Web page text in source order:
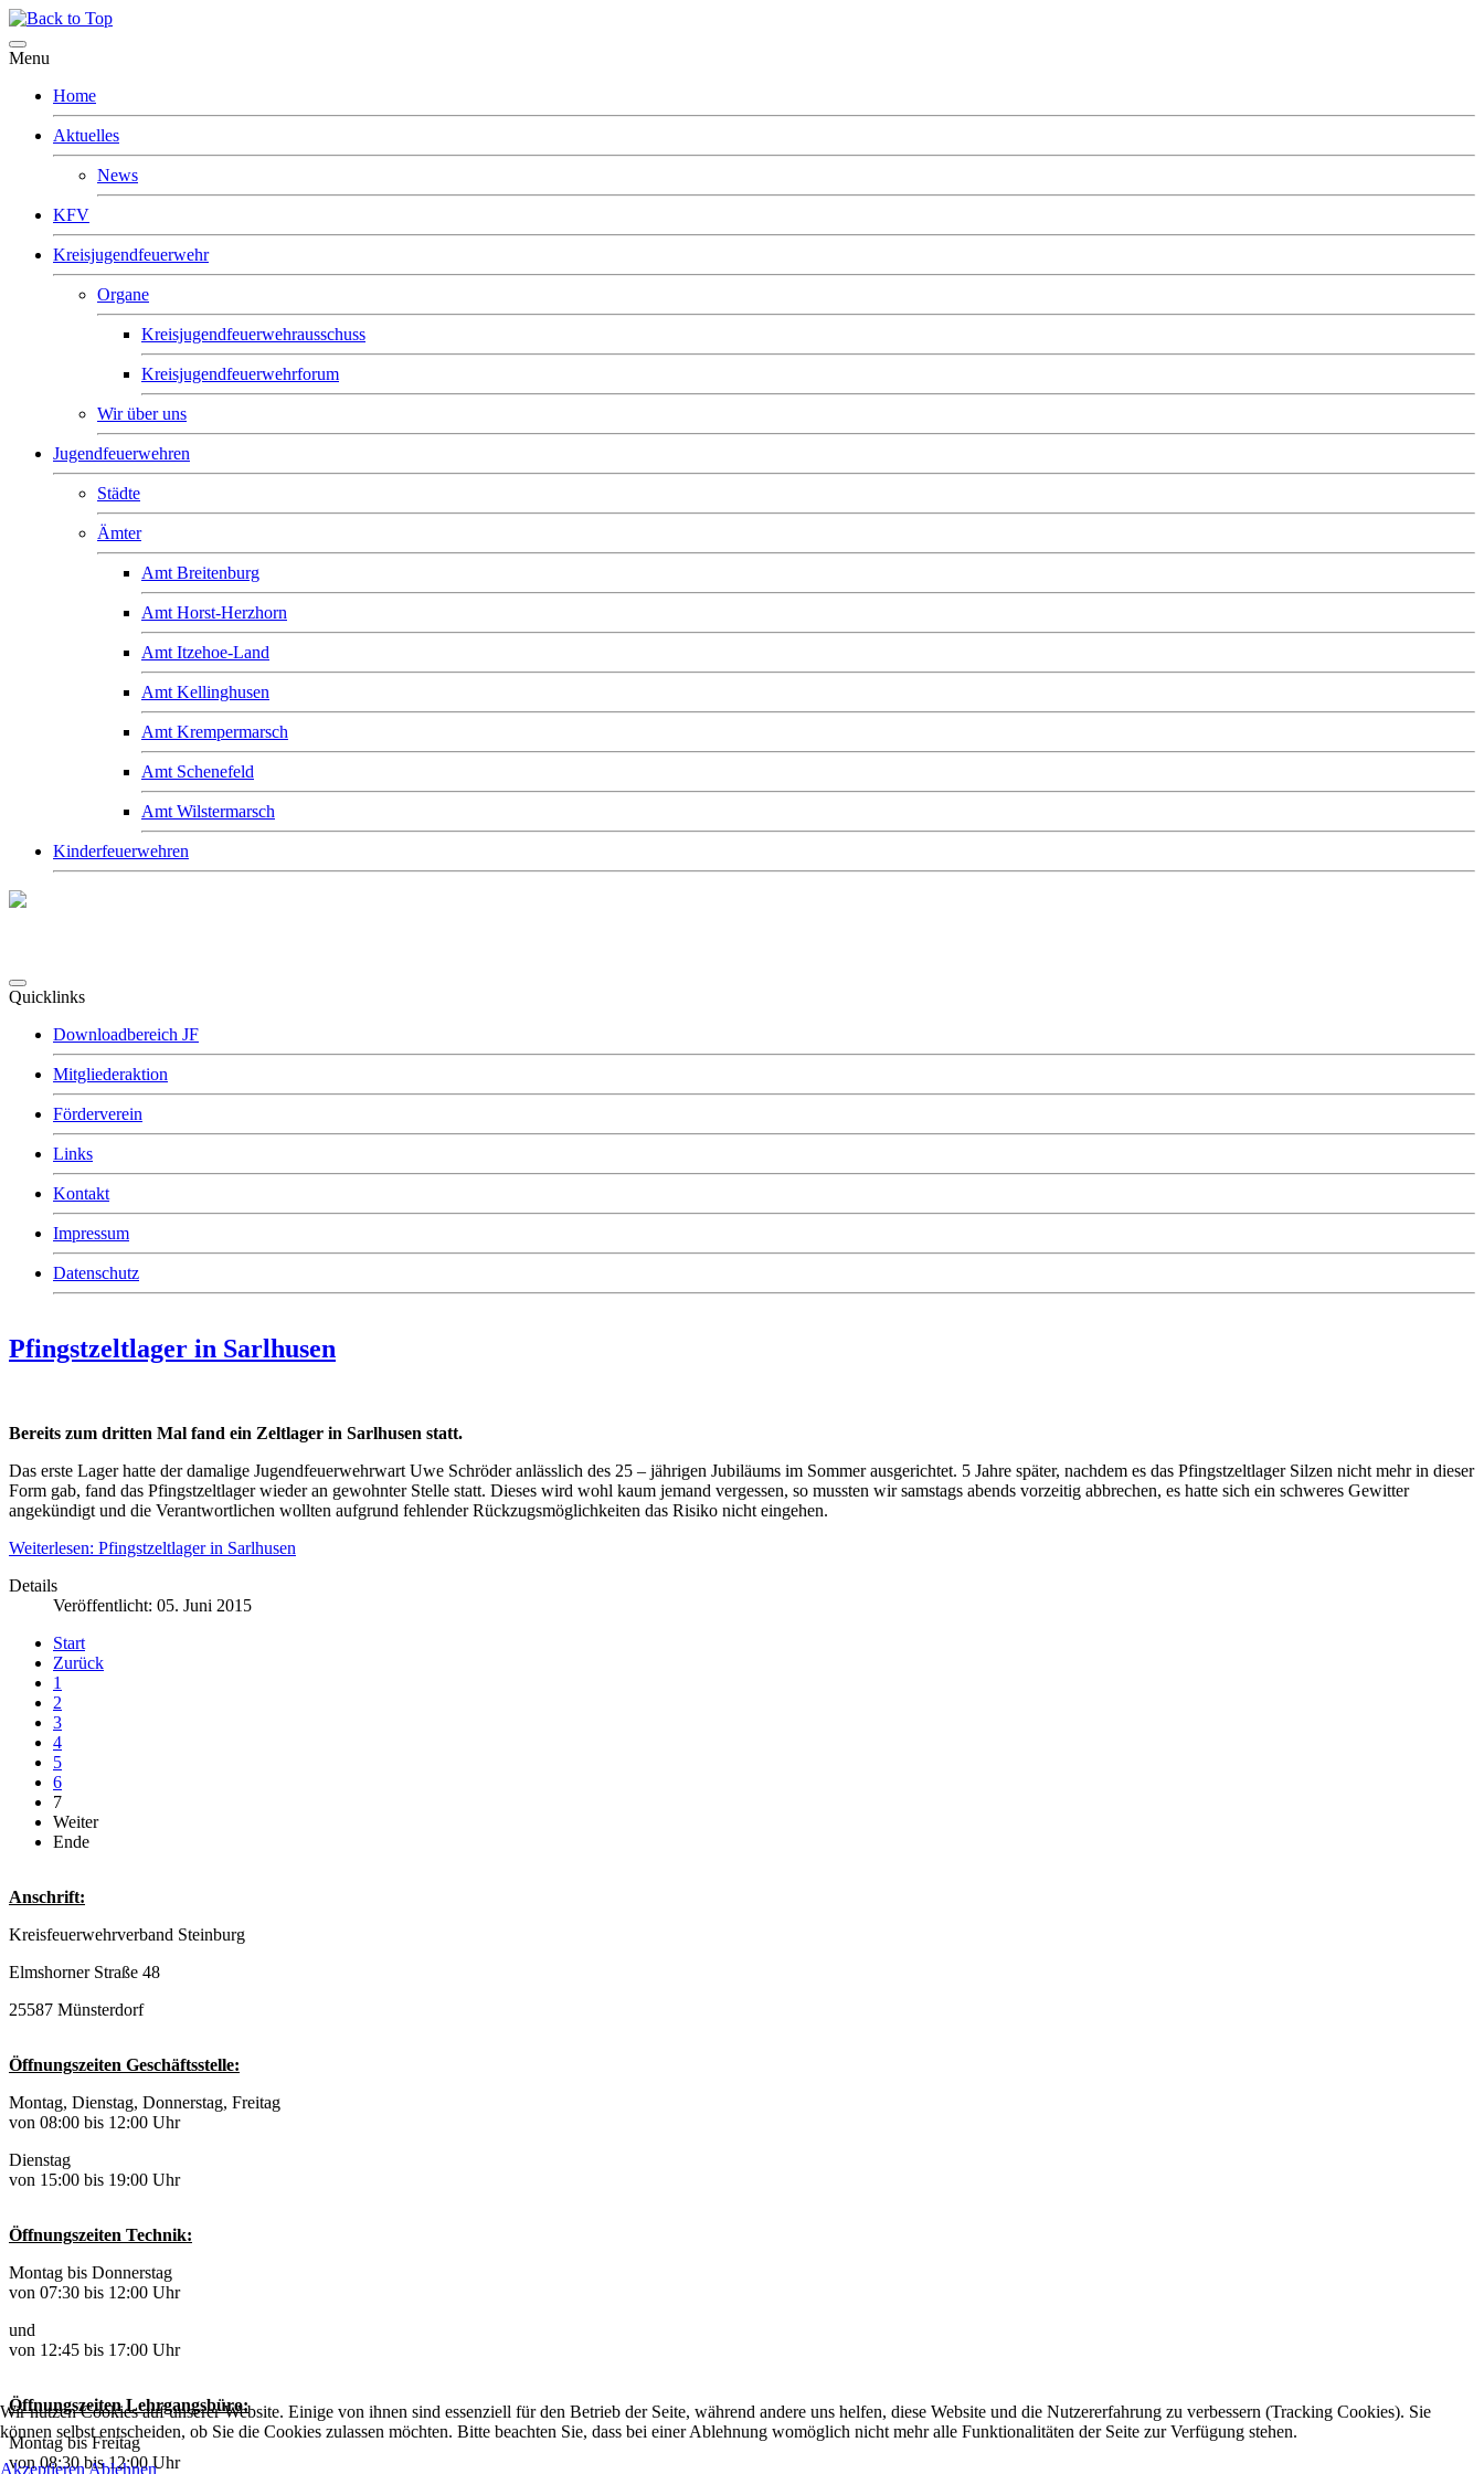
Menu
Home
Aktuelles
News
KFV
Kreisjugendfeuerwehr
Organe
Kreisjugendfeuerwehrausschuss
Kreisjugendfeuerwehrforum
Wir über uns
Jugendfeuerwehren
Städte
Ämter
Amt Breitenburg
Amt Horst-Herzhorn
Amt Itzehoe-Land
Amt Kellinghusen
Amt Krempermarsch
Amt Schenefeld
Amt Wilstermarsch
Kinderfeuerwehren
Quicklinks
Downloadbereich JF
Mitgliederaktion
Förderverein
Links
Kontakt
Impressum
Datenschutz
Pfingstzeltlager in Sarlhusen
Bereits zum dritten Mal fand ein Zeltlager in Sarlhusen statt.
Das erste Lager hatte der damalige Jugendfeuerwehrwart Uwe Schröder anlässlich des 25 – jährigen Jubiläums im Sommer ausgerichtet. 5 Jahre später, nachdem es das Pfingstzeltlager Silzen nicht mehr in dieser
Form gab, fand das Pfingstzeltlager wieder an gewohnter Stelle statt. Dieses wird wohl kaum jemand vergessen, so mussten wir samstags abends vorzeitig abbrechen, es hatte sich ein schweres Gewitter
angekündigt und die Verantwortlichen wollten aufgrund fehlender Rückzugsmöglichkeiten das Risiko nicht eingehen.
Weiterlesen: Pfingstzeltlager in Sarlhusen
Details
Veröffentlicht: 05. Juni 2015
Start
Zurück
1
2
3
4
5
6
7
Weiter
Ende
Anschrift:
Kreisfeuerwehrverband Steinburg
Elmshorner Straße 48
25587 Münsterdorf
Öffnungszeiten Geschäftsstelle:
Montag, Dienstag, Donnerstag, Freitag
von 08:00 bis 12:00 Uhr
Dienstag
von 15:00 bis 19:00 Uhr
Öffnungszeiten Technik:
Montag bis Donnerstag
von 07:30 bis 12:00 Uhr
und
von 12:45 bis 17:00 Uhr
Öffnungszeiten Lehrgangsbüro:
Montag bis Freitag
von 08:30 bis 12:00 Uhr
Wir nutzen Cookies auf unserer Website. Einige von ihnen sind essenziell für den Betrieb der Seite, während andere uns helfen, diese Website und die Nutzererfahrung zu verbessern (Tracking Cookies). Sie
können selbst entscheiden, ob Sie die Cookies zulassen möchten. Bitte beachten Sie, dass bei einer Ablehnung womöglich nicht mehr alle Funktionalitäten der Seite zur Verfügung stehen.
Akzeptieren Ablehnen